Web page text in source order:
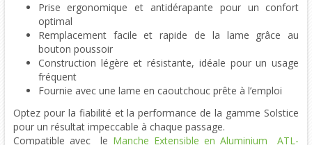
Prise ergonomique et antidérapante pour un confort
optimal
Remplacement facile et rapide de la lame grâce au
bouton poussoir
Construction légère et résistante, idéale pour un usage
fréquent
Fournie avec une lame en caoutchouc prête à l’emploi
Optez pour la fiabilité et la performance de la gamme Solstice
pour un résultat impeccable à chaque passage.
Compatible avec le Manche Extensible en Aluminium ATL-